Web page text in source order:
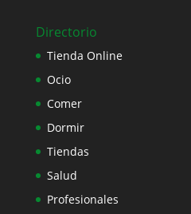
Directorio
Tienda Online
Ocio
Comer
Dormir
Tiendas
Salud
Profesionales